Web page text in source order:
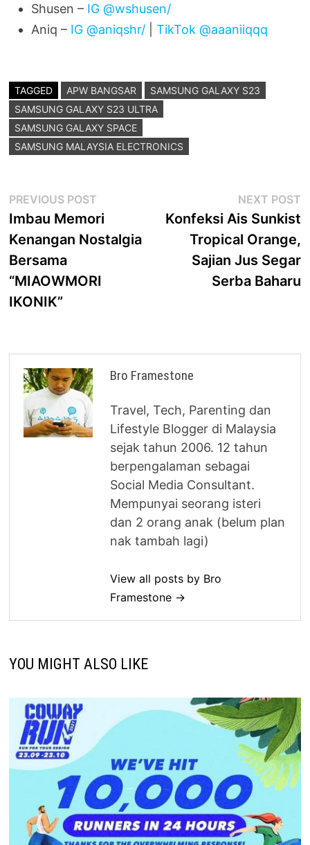
Shusen – IG @wshusen/
Aniq – IG @aniqshr/ |TikTok @aaaniiqqq
TAGGED APW BANGSAR
SAMSUNG GALAXY S23
SAMSUNG GALAXY S23 ULTRA
SAMSUNG GALAXY SPACE
SAMSUNG MALAYSIA ELECTRONICS
Post
navigation
PREVIOUS POST
post:
Imbau Memori
Kenangan Nostalgia
Bersama
“MIAOWMORI
IKONIK”
NEXT POST
Konfeksi Ais Sunkist
Tropical Orange,
Sajian Jus Segar
Serba Baharu
Bro Framestone
Travel, Tech, Parenting dan
Lifestyle Blogger di Malaysia
sejak tahun 2006. 12 tahun
berpengalaman sebagai
Social Media Consultant.
Mempunyai seorang isteri
dan 2 orang anak (belum plan
nak tambah lagi)
View all posts by Bro
Framestone →
YOU MIGHT ALSO LIKE